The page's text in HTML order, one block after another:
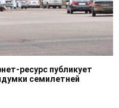
ресурс публикует
семилетней